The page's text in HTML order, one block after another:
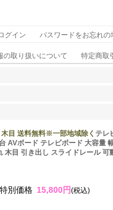
グイン パスワードをお忘れの
の取り扱いについて 特定商取
目 送料無料※一部地域除く テレ
AVボード テレビボード 大容量
木目 引き出し スライドレール 可
別価格 15,800円(税込)